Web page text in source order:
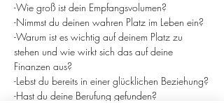
-Wie groß ist dein Empfangsvolumen?
-Nimmst du deinen wahren Platz im Leben ein?
-Warum ist es wichtig auf deinem Platz zu
stehen und wie wirkt sich das auf deine
Finanzen aus?
-Lebst du bereits in einer glücklichen Beziehung?
-Hast du deine Berufung gefunden?